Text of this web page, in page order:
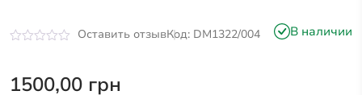
5
Оставить отзывКод: DM1322/004 В наличии
1500,00 грн